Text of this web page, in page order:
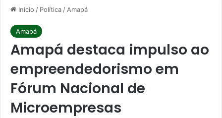
Início / Política / Amapá
Amapá
Amapá destaca impulso ao
empreendedorismo em
Fórum Nacional de
Microempresas